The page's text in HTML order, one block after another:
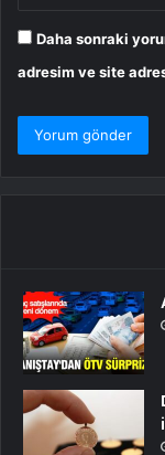
Daha sonraki
adresim ve site